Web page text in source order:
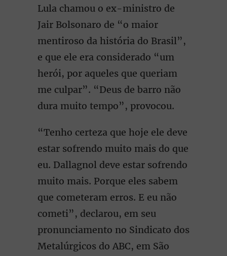
Lula chamou o ex-ministro de
Jair Bolsonaro de “o maior
mentiroso da história do Brasil”,
e que ele era considerado “um
herói, por aqueles que queriam
me culpar”. “Deus de barro não
dura muito tempo”, provocou.
“Tenho certeza que hoje ele deve
estar sofrendo muito mais do que
eu. Dallagnol deve estar sofrendo
muito mais. Porque eles sabem
que cometeram erros. E eu não
cometi”, declarou, em seu
pronunciamento no Sindicato dos
Metalúrgicos do ABC, em São